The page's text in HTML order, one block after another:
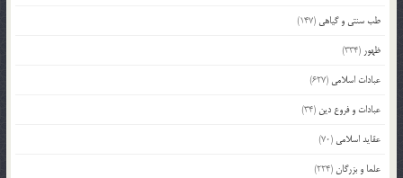
طب سنتی و گیاهی (147)
ظهور (334)
عبادات اسلامی (627)
عبادات و فروع دین (34)
عقاید اسلامی (70)
علما و بزرگان(224)